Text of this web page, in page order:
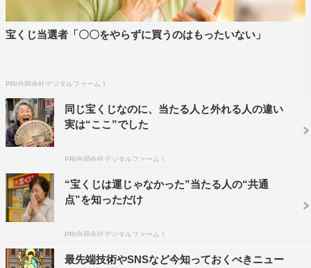
宝くじ当選者「〇〇をやらずに買うのはもったいない」
PR(合同会社デジタルファーム )
同じ宝くじなのに、当たる人と外れる人の違い
実は“ここ”でした
PR(合同会社デジタルファーム )
“宝くじは運じゃなかった”当たる人の“共通
点”を知っただけ
PR(合同会社デジタルファーム )
最先端技術やSNSなど今知っておくべきニュー